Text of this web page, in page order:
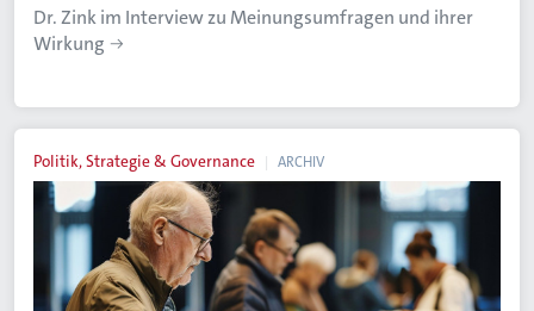
Dr. Zink im Interview zu Meinungsumfragen und ihrer
Wirkung
Politik, Strategie & Governance ARCHIV